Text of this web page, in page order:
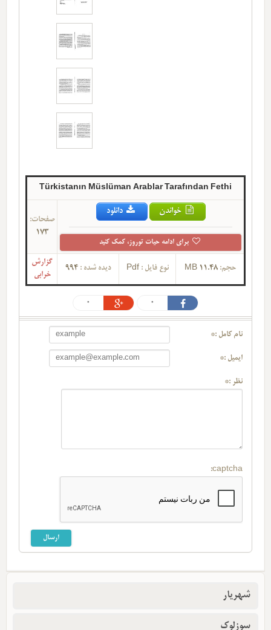
Türkistanın Müslüman Arablar Tarafından Fethi
خواندن دانلود
برای ادامه حیات توروز، کمک کنید
صفحات:
173
حجم:11.48 MB نوع فایل :Pdf دیده شده : 994
گزارش
خرابی
0
0
نام کامل :*
ایمیل :*
نظر :*
captcha:
شهریار
سوزلوک